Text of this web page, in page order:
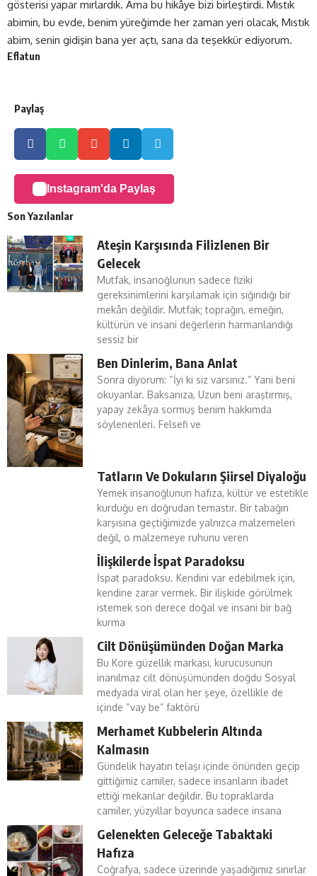
gösterisi yapar mırlardık. Ama bu hikâye bizi birleştirdi. Mıstık
abimin, bu evde, benim yüreğimde her zaman yeri olacak, Mıstık
abim, senin gidişin bana yer açtı, sana da teşekkür ediyorum.
Eflatun
Paylaş
Instagram'da Paylaş
Son Yazılanlar
Ateşin Karşısında Filizlenen Bir
Gelecek
Mutfak, insanoğlunun sadece fiziki
gereksinimlerini karşılamak için sığındığı bir
mekân değildir. Mutfak; toprağın, emeğin,
kültürün ve insani değerlerin harmanlandığı
sessiz bir
Ben Dinlerim, Bana Anlat
Sonra diyorum: “İyi ki siz varsınız.” Yani beni
okuyanlar. Baksanıza, Uzun beni araştırmış,
yapay zekâya sormuş benim hakkımda
söylenenleri. Felsefi ve
Tatların Ve Dokuların Şiirsel Diyaloğu
Yemek insanoğlunun hafıza, kültür ve estetikle
kurduğu en doğrudan temastır. Bir tabağın
karşısına geçtiğimizde yalnızca malzemeleri
değil, o malzemeye ruhunu veren
İlişkilerde İspat Paradoksu
İspat paradoksu. Kendini var edebilmek için,
kendine zarar vermek. Bir ilişkide görülmek
istemek son derece doğal ve insani bir bağ
kurma
Cilt Dönüşümünden Doğan Marka
Bu Kore güzellik markası, kurucusunun
inanılmaz cilt dönüşümünden doğdu Sosyal
medyada viral olan her şeye, özellikle de
içinde “vay be” faktörü
Merhamet Kubbelerin Altında
Kalmasın
Gündelik hayatın telaşı içinde önünden geçip
gittiğimiz camiler, sadece insanların ibadet
ettiği mekanlar değildir. Bu topraklarda
camiler, yüzyıllar boyunca sadece insana
Gelenekten Geleceğe Tabaktaki
Hafıza
Coğrafya, sadece üzerinde yaşadığımız sınırlar